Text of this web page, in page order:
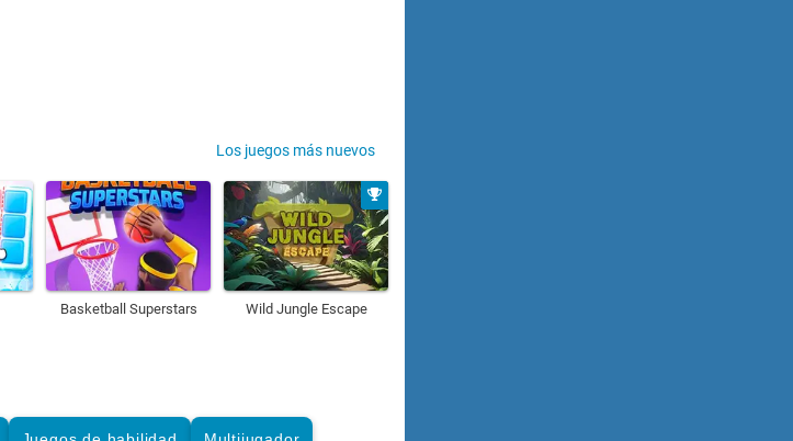
Los juegos más nuevos
Basketball Superstars Wild Jungle Escape